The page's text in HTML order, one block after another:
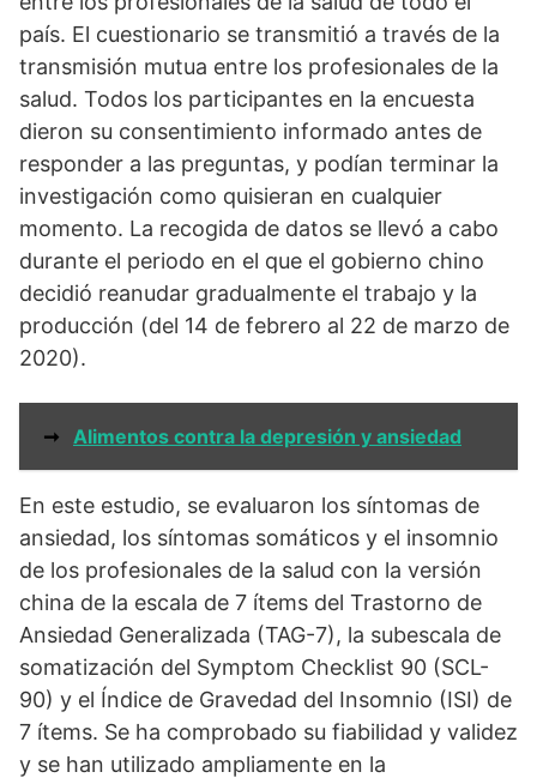
país. El cuestionario se transmitió a través de la
transmisión mutua entre los profesionales de la
salud. Todos los participantes en la encuesta
dieron su consentimiento informado antes de
responder a las preguntas, y podían terminar la
investigación como quisieran en cualquier
momento. La recogida de datos se llevó a cabo
durante el periodo en el que el gobierno chino
decidió reanudar gradualmente el trabajo y la
producción (del 14 de febrero al 22 de marzo de
2020).
➞ Alimentos contra la depresión y ansiedad
En este estudio, se evaluaron los síntomas de
ansiedad, los síntomas somáticos y el insomnio
de los profesionales de la salud con la versión
china de la escala de 7 ítems del Trastorno de
Ansiedad Generalizada (TAG-7), la subescala de
somatización del Symptom Checklist 90 (SCL-
90) y el Índice de Gravedad del Insomnio (ISI) de
7 ítems. Se ha comprobado su fiabilidad y validez
y se han utilizado ampliamente en la